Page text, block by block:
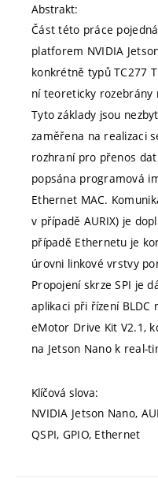
Abstrakt:
Část této práce
platforem NVIDIA
konkrétně typů TC277
ní teoreticky
Tyto základy jsou
zaměřena na realizaci
rozhraní pro přenos
popsána programová
Ethernet MAC.
v případě AURIX) je
případě Ethernetu je
úrovni linkové vrstvy
Propojení skrze SPI je
aplikaci při řízení BLDC
eMotor Drive Kit V2.1,
na Jetson Nano k real-
Klíčová slova:
NVIDIA Jetson Nano,
QSPI, GPIO, Ethernet